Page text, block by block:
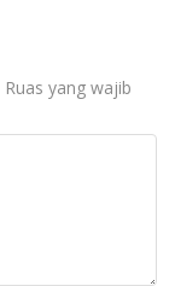
Ruas yang wajib